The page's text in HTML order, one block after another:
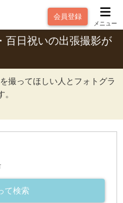
会員登録
メニュー
百日祝いの出張撮影が
撮ってほしい人とフォトグラ
て検索